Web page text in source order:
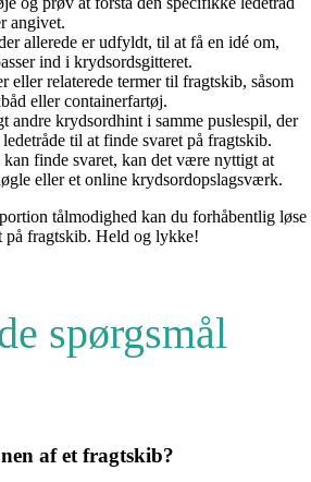
angivet.
allerede er udfyldt, til at få en idé om,
ind i krydsordsgitteret.
eller relaterede termer til fragtskib, såsom
eller containerfartøj.
andre krydsordhint i samme puslespil, der
til at finde svaret på fragtskib.
finde svaret, kan det være nyttigt at
eller et online krydsordopslagsværk.
tålmodighed kan du forhåbentlig løse
på fragtskib. Held og lykke!
spørgsmål
af et fragtskib?